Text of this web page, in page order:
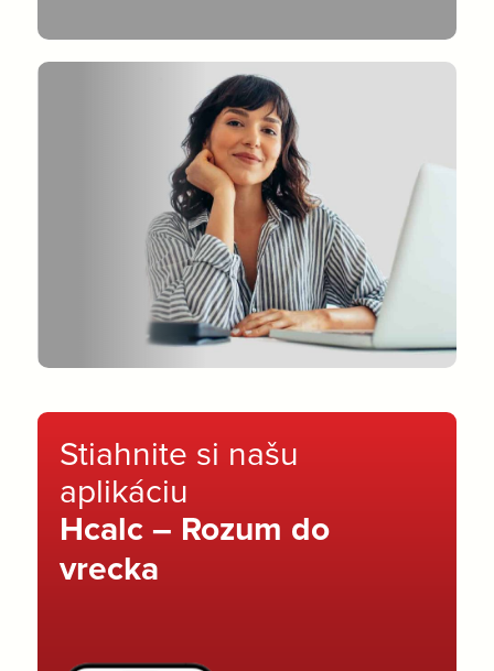
Stiahnite si našu
aplikáciu
Hcalc – Rozum do
vrecka